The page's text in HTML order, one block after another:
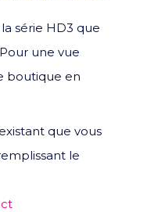
série HD3 que
une vue
boutique en
que vous
le